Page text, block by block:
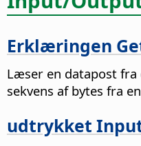
Erklæringen
Læser en datapost
sekvens af bytes fra
udtrykket